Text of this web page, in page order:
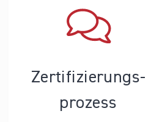
Zertifizierungs­
prozess